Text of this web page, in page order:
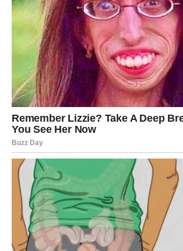
STE NOSILI TUĐE
PREVIŠE DUGO
Rak je znak koji voli tiho, brine tiho,
tiho. Rak je često bio oslonac drugima,
njemu samom trebalo rame. U
mnogi Rakovi su osećali emotivni umor:
razmišljanja, previše strepnje, previše
seti njihovog srca.
Sudbina sada odlučuje da Rak više ne
stalno daje – nego onaj kojiprima.
Šta se menja za Raka u
danima?